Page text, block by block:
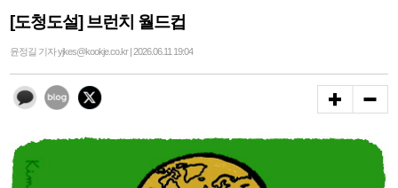
[도청도설] 브런치 월드컵
윤정길 기자 yjkes@kookje.co.kr | 2026.06.11 19:04